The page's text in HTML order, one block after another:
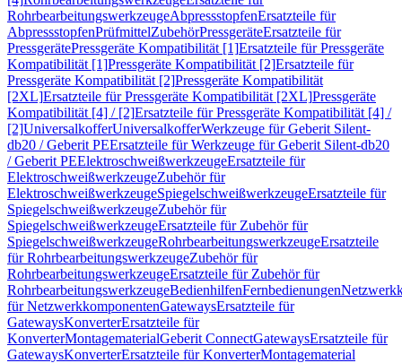
RohrbearbeitungswerkzeugeAbpressstopfenErsatzteile für
AbpressstopfenPrüfmittelZubehörPressgeräteErsatzteile für
PressgerätePressgeräte Kompatibilität [1]Ersatzteile für Pressgeräte
Kompatibilität [1]Pressgeräte Kompatibilität [2]Ersatzteile für
Pressgeräte Kompatibilität [2]Pressgeräte Kompatibilität
[2XL]Ersatzteile für Pressgeräte Kompatibilität [2XL]Pressgeräte
Kompatibilität [4] / [2]Ersatzteile für Pressgeräte Kompatibilität [4] /
[2]UniversalkofferUniversalkofferWerkzeuge für Geberit Silent-
db20 / Geberit PEErsatzteile für Werkzeuge für Geberit Silent-db20
/ Geberit PEElektroschweißwerkzeugeErsatzteile für
ElektroschweißwerkzeugeZubehör für
ElektroschweißwerkzeugeSpiegelschweißwerkzeugeErsatzteile für
SpiegelschweißwerkzeugeZubehör für
SpiegelschweißwerkzeugeErsatzteile für Zubehör für
SpiegelschweißwerkzeugeRohrbearbeitungswerkzeugeErsatzteile
für RohrbearbeitungswerkzeugeZubehör für
RohrbearbeitungswerkzeugeErsatzteile für Zubehör für
RohrbearbeitungswerkzeugeBedienhilfenFernbedienungen
für NetzwerkkomponentenGatewaysErsatzteile für
GatewaysKonverterErsatzteile für
KonverterMontagematerialGeberit ConnectGatewaysErsatzteile für
GatewaysKonverterErsatzteile für KonverterMontagematerial